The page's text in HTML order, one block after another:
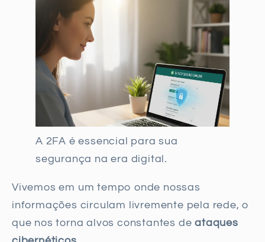
A 2FA é essencial para sua
segurança na era digital.
Vivemos em um tempo onde nossas
informações circulam livremente pela rede, o
que nos torna alvos constantes deataques